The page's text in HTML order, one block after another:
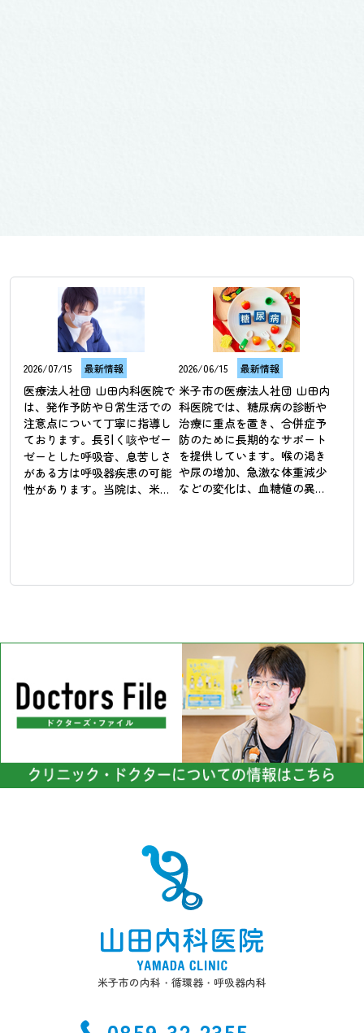
2026/07/15 最新情報
医療法人社団 山田内科医院で
は、発作予防や日常生活での
注意点について丁寧に指導し
ております。長引く咳やゼー
ゼーとした呼吸音、息苦しさ
がある方は呼吸器疾患の可能
性があります。当院は、米子
服薬を使用して症状の安定を
切にしています。
2026/06/15 最新情報
米子市の医療法人社団 山田内
科医院では、糖尿病の診断や
治療に重点を置き、合併症予
防のために長期的なサポート
を提供しています。喉の渇き
や尿の増加、急激な体重減少
などの変化は、血糖値の異常
トロールに取り組んでいま
す。将来の健康を維持するた
めには、適切な対策が不可欠
です。健康管理をサポートす
ることを大切にしています。
米子市の内科・循環器・呼吸器内科